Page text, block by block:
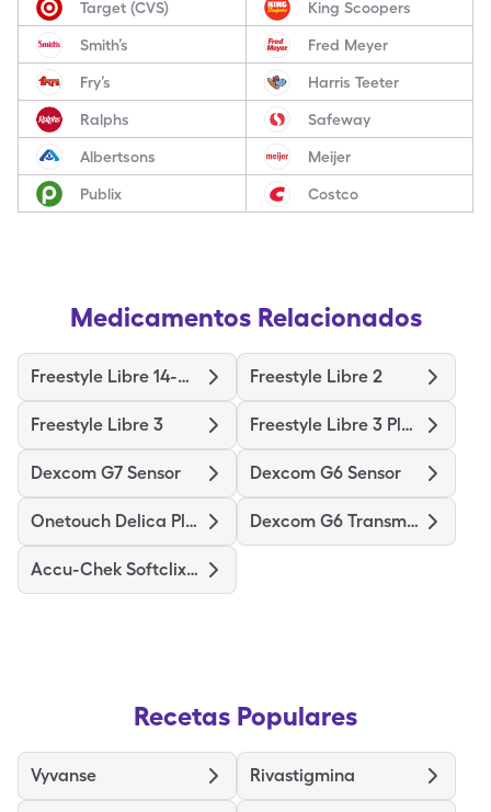
Target (CVS) King Scoopers
Smith’s Fred Meyer
Fry’s Harris Teeter
Ralphs Safeway
Albertsons Meijer
Publix Costco
Medicamentos Relacionados
Freestyle Libre 14-Day Freestyle Libre 2
Freestyle Libre 3 Freestyle Libre 3 Plus Sensor
Dexcom G7 Sensor Dexcom G6 Sensor
Onetouch Delica Plus Dexcom G6 Transmitter
Accu-Chek Softclix Lancets
Recetas Populares
Vyvanse Rivastigmina